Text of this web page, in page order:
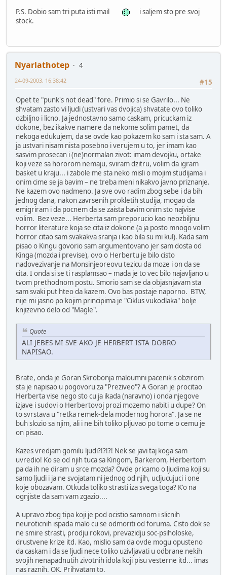
P.S. Dobio sam tri puta isti mail
i saljem sto pre svoj
stock.
Nyarlathotep
4
#15
24-09-2003, 16:38:42
Opet te "punk's not dead" fore. Primio si se Gavrilo... Ne
shvatam zasto vi ljudi (ustvari vas dvojica) shvatate ovo toliko
ozbiljno i licno. Ja jednostavno samo caskam, pricuckam iz
dokone, bez ikakve namere da nekome solim pamet, da
nekoga edukujem, da se ovde kao pokazem ko sam i sta sam. A
ja ustvari nisam nista posebno i verujem u to, jer imam kao
sasvim prosecan i (ne)normalan zivot: imam devojku, ortake
koji veze sa hororom nemaju, sviram dzitru, volim da igram
basket u kraju... i zabole me sta neko misli o mojim studijama i
onim cime se ja bavim – ne treba meni nikakvo javno priznanje.
Ne kazem ovo nadmeno. Ja sve ovo radim zbog sebe i da bih
jednog dana, nakon zavrsenih prokletih studija, mogao da
emigriram i da pocnem da se zaista bavim onim sto najvise
volim. Bez veze... Herberta sam preporucio kao neozbiljnu
horror literature koja se cita iz dokone (a ja posto mnogo volim
horror citao sam svakakva sranja i kao bila su mi kul). Kada sam
pisao o Kingu govorio sam argumentovano jer sam dosta od
Kinga (mozda i previse), ovo o Herbertu je bilo cisto
nadovezivanje na Monsinjeoreovu tezicu da moze i on da se
cita. I onda si se ti rasplamsao – mada je to vec bilo najavljano u
tvom prethodnom postu. Smorio sam se da objasnjavam sta
sam svaki put hteo da kazem. Ovo bas postaje naporno. BTW,
nije mi jasno po kojim principima je "Ciklus vukodlaka" bolje
knjizevno delo od "Magle".
Quote
ALI JEBES MI SVE AKO JE HERBERT ISTA DOBRO
NAPISAO.
Brate, onda je Goran Skrobonja maloumni pacenik s obzirom
sta je napisao u pogovoru za "Preziveo"? A Goran je procitao
Herberta vise nego sto cu ja ikada (naravno) i onda njegove
izjave i sudovi o Herbertovoj prozi mozemo nabiti u dupe? On
to svrstava u "retka remek-dela modernog horora". Ja se ne
buh slozio sa njim, ali i ne bih toliko pljuvao po tome o cemu je
on pisao.
Kazes vredjam gomilu ljudi?!?!?! Nek se javi taj koga sam
uvredio! Ko se od njih tuca sa Kingom, Barkerom, Herbertom
pa da ih ne diram u srce mozda? Ovde pricamo o ljudima koji su
samo ljudi i ja ne svojatam ni jednog od njih, ucljucujuci i one
koje obozavam. Otkuda toliko strasti iza svega toga? K'o na
ognjiste da sam vam zgazio....
A upravo zbog tipa koji je pod ocistio samnom i slicnih
neuroticnih ispada malo cu se odmoriti od foruma. Cisto dok se
ne smire strasti, prodju rokovi, prevazidju soc-psiholoske,
drustvene krize itd. Kao, mislio sam da ovde mogu opusteno
da caskam i da se ljudi nece toliko uzivljavati u odbrane nekih
svojih nenapadnutih zivotnih idola koji pisu vesterne itd... imas
nas raznih. OK. Prihvatam to.